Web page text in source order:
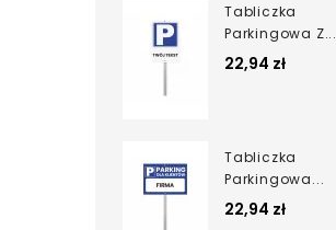
Tabliczka
Parkingowa Z...
22,94 zł
Tabliczka
Parkingowa...
22,94 zł